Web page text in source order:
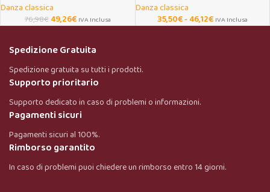
Danza classica
76,98€ 49,26€ IVA Inclusa
Danza classica
35,50€-46,12€ IVA Inclusa
Spedizione Gratuita
Spedizione gratuita su tutti i prodotti.
Supporto prioritario
Supporto dedicato in caso di problemi o informazioni.
Pagamenti sicuri
Pagamenti sicuri al 100%.
Rimborso garantito
In caso di problemi puoi chiedere un rimborso entro 14 giorni.